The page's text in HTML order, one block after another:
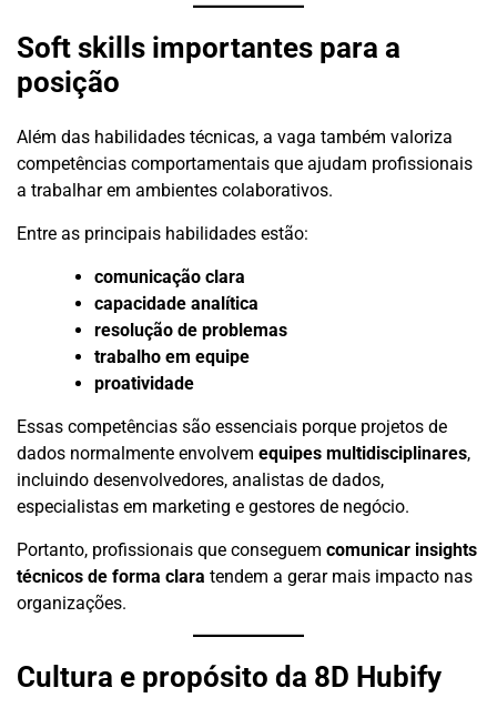
Soft skills importantes para a
posição
Além das habilidades técnicas, a vaga também valoriza
competências comportamentais que ajudam profissionais
a trabalhar em ambientes colaborativos.
Entre as principais habilidades estão:
comunicação clara
capacidade analítica
resolução de problemas
trabalho em equipe
proatividade
Essas competências são essenciais porque projetos de
dados normalmente envolvem equipes multidisciplinares,
incluindo desenvolvedores, analistas de dados,
especialistas em marketing e gestores de negócio.
Portanto, profissionais que conseguem comunicar insights
técnicos de forma clara tendem a gerar mais impacto nas
organizações.
Cultura e propósito da 8D Hubify